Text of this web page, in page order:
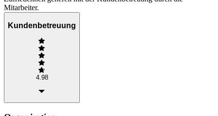
Mitarbeiter.
Kundenbetreuung
4.98